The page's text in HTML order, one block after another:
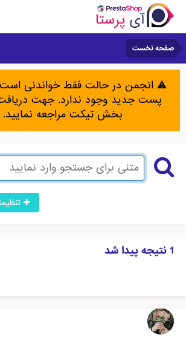
صفحه نخست
⚠️ انجمن در حالت فقط خواندنی است
پست جدید وجود ندارد. جهت
بخش تیکت مراجعه
1 نتیجه پیدا شد